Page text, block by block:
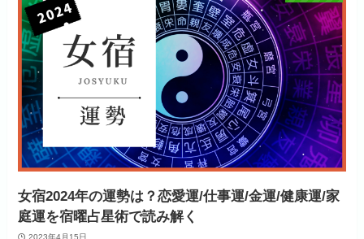
女宿2024年の運勢は？恋愛運/仕事運/金運/健康運/家
庭運を宿曜占星術で読み解く
2023年4月15日